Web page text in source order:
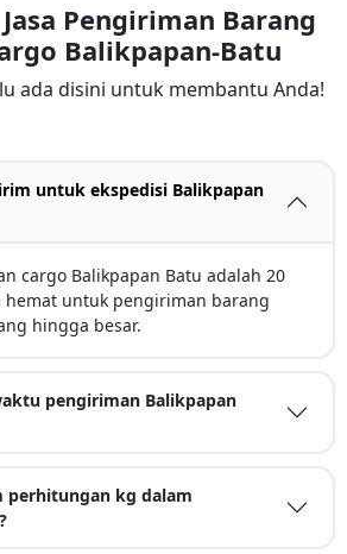
Pengiriman Barang
Balikpapan-Batu
ada disini untuk membantu Anda!
untuk ekspedisi Balikpapan
cargo Balikpapan Batu adalah 20
hemat untuk pengiriman barang
hingga besar.
pengiriman Balikpapan
perhitungan kg dalam